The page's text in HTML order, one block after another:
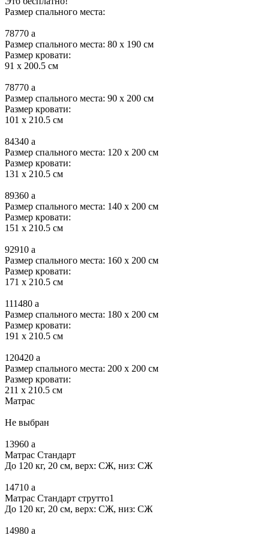
Размер спального места:
78770 a
Размер спального места: 80 x 190 см
Размер кровати:
91 x 200.5 см
78770 a
Размер спального места: 90 x 200 см
Размер кровати:
101 x 210.5 см
84340 a
Размер спального места: 120 x 200 см
Размер кровати:
131 x 210.5 см
89360 a
Размер спального места: 140 x 200 см
Размер кровати:
151 x 210.5 см
92910 a
Размер спального места: 160 x 200 см
Размер кровати:
171 x 210.5 см
111480 a
Размер спального места: 180 x 200 см
Размер кровати:
191 x 210.5 см
120420 a
Размер спального места: 200 x 200 см
Размер кровати:
211 x 210.5 см
Матрас
Не выбран
13960 a
Матрас Стандарт
До 120 кг, 20 см, верх: СЖ, низ: СЖ
14710 a
Матрас Стандарт струтто1
До 120 кг, 20 см, верх: СЖ, низ: СЖ
14980 a